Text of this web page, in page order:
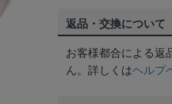
返品・交換について
お客様都合による返
ん。詳しくはヘルプ